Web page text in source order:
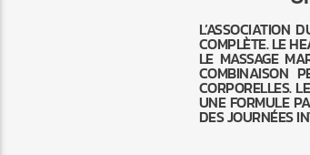
L’ASSOCIATION
COMPLÈTE. LE
LE MASSAGE
COMBINAISON
CORPORELLES.
UNE FORMULE
DES JOURNÉES